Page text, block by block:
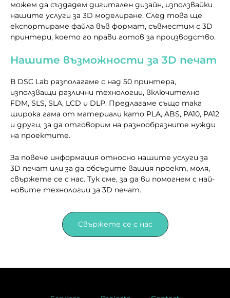
можем да създадем дигитален дизайн, използвайки
нашите услуги за 3D моделиране. След това ще
експортираме файла във формат, съвместим с 3D
принтери, което го прави готов за производство.
Нашите възможности за 3D печат
В DSC Lab разполагаме с над 50 принтера,
използващи различни технологии, включително
FDM, SLS, SLA, LCD и DLP. Предлагаме също така
широка гама от материали като PLA, ABS, PA10, PA12
и други, за да отговорим на разнообразните нужди
на проектите.
За повече информация относно нашите услуги за
3D печат или за да обсъдите вашия проект, моля,
свържете се с нас. Тук сме, за да ви помогнем с най-
новите технологии за 3D печат.
Свържете се с нас